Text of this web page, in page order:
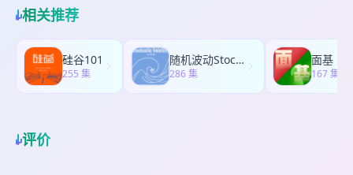
伤过的人，如何在沉默、迟疑与靠近中重新面对
洽的论文 通常电影会用黑白表现过去、彩色表现现
在 但这部电影反过来：安娜对丈夫的回忆是彩色
的，而她与让-路易共处的当下大多是黑白的 这说明
在安娜的内心里，过去比现在更鲜活，记忆比现实
描述、反应和注视 拉康的“镜像阶段”：自我如何从
方式会深刻影响我们的自我感呢？ 08:16-13:50｜照
片，以及那个脱离你而活的自己 照片让我们第一次
具体感受到、原来啊，世界上存在一个离开我们之
后仍然被观看、被解读、被保存的“我” 我们延续上
的重量，但真正发生痛苦的地方，只在他那里 这一
集从这里开始，我们讨论爱里那道无法完全跨越的
距离 04:40-09:22｜你无法替他活着 借托马斯·内格
尔“做一只蝙蝠是什么感觉”的问题，我们一起进入意
识的第一人称困境！ 我们可以知道很多关于另一个
人的事：他的经历、他的创伤、他的难过从哪里来
相关推荐
硅谷101
255 集
随机波动StochasticVolatility
286 集
面基
167 集
评价